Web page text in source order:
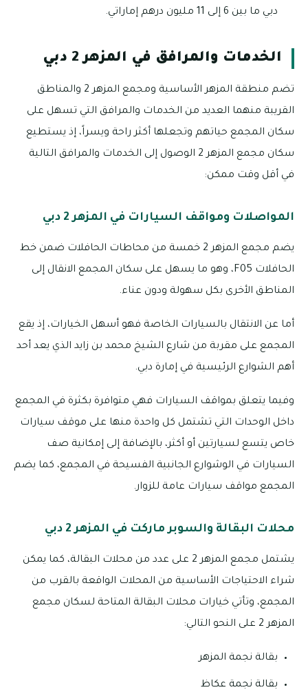
دبي ما بين 6 إلى 11 مليون درهم إماراتي.
الخدمات والمرافق في المزهر 2 دبي
تضم منطقة المزهر الأساسية ومجمع المزهر 2 والمناطق
القريبة منهما العديد من الخدمات والمرافق التي تسهل على
سكان المجمع حياتهم وتجعلها أكثر راحة ويسراً، إذ يستطيع
سكان مجمع المزهر 2 الوصول إلى الخدمات والمرافق التالية
في أقل وقت ممكن:
المواصلات ومواقف السيارات في المزهر 2 دبي
يضم مجمع المزهر 2 خمسة من محاطات الحافلات ضمن خط
الحافلات F05، وهو ما يسهل على سكان المجمع الانقال إلى
المناطق الأخرى بكل سهولة ودون عناء.
أما عن الانتقال بالسيارات الخاصة فهو أسهل الخيارات، إذ يقع
المجمع على مقربة من شارع الشيخ محمد بن زايد الذي يعد أحد
أهم الشوارع الرئيسية في إمارة دبي.
وفيما يتعلق بمواقف السيارات فهي متوافرة بكثرة في المجمع
داخل الوحدات التي تشتمل كل واحدة منها على موقف سيارات
خاص يتسع لسيارتين أو أكثر، بالإضافة إلى إمكانية صف
السيارات في الوشوارع الجانبية الفسيحة في المجمع، كما يضم
المجمع مواقف سيارات عامة للزوار.
محلات البقالة والسوبر ماركت في المزهر 2 دبي
يشتمل مجمع المزهر 2 على عدد من محلات البقالة، كما يمكن
شراء الاحتياجات الأساسية من المحلات الواقعة بالقرب من
المجمع، وتأتي خيارات محلات البقالة المتاحة لسكان مجمع
المزهر 2 على النحو التالي:
بقالة نجمة المزهر
بقالة نجمة عكاظ